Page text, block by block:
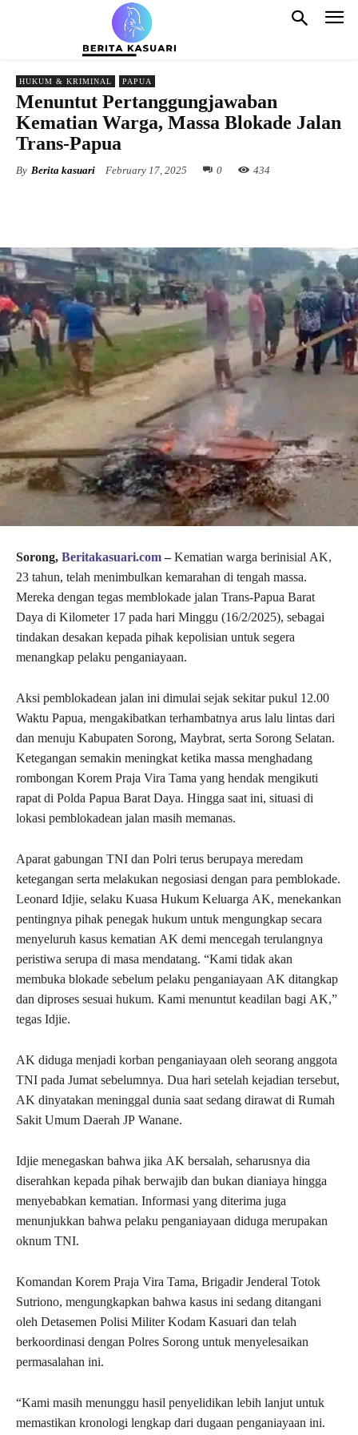
HUKUM & KRIMINAL PAPUA
Menuntut Pertanggungjawaban
Kematian Warga, Massa Blokade Jalan
Trans-Papua
By Berita kasuari February 17, 2025 0 434
Sorong, Beritakasuari.com–Kematian warga berinisial AK,
23 tahun, telah menimbulkan kemarahan di tengah massa.
Mereka dengan tegas memblokade jalan Trans-Papua Barat
Daya di Kilometer 17 pada hari Minggu (16/2/2025), sebagai
tindakan desakan kepada pihak kepolisian untuk segera
menangkap pelaku penganiayaan.
Aksi pemblokadean jalan ini dimulai sejak sekitar pukul 12.00
Waktu Papua, mengakibatkan terhambatnya arus lalu lintas dari
dan menuju Kabupaten Sorong, Maybrat, serta Sorong Selatan.
Ketegangan semakin meningkat ketika massa menghadang
rombongan Korem Praja Vira Tama yang hendak mengikuti
rapat di Polda Papua Barat Daya. Hingga saat ini, situasi di
lokasi pemblokadean jalan masih memanas.
Aparat gabungan TNI dan Polri terus berupaya meredam
ketegangan serta melakukan negosiasi dengan para pemblokade.
Leonard Idjie, selaku Kuasa Hukum Keluarga AK, menekankan
pentingnya pihak penegak hukum untuk mengungkap secara
menyeluruh kasus kematian AK demi mencegah terulangnya
peristiwa serupa di masa mendatang. “Kami tidak akan
membuka blokade sebelum pelaku penganiayaan AK ditangkap
dan diproses sesuai hukum. Kami menuntut keadilan bagi AK,”
tegas Idjie.
AK diduga menjadi korban penganiayaan oleh seorang anggota
TNI pada Jumat sebelumnya. Dua hari setelah kejadian tersebut,
AK dinyatakan meninggal dunia saat sedang dirawat di Rumah
Sakit Umum Daerah JP Wanane.
Idjie menegaskan bahwa jika AK bersalah, seharusnya dia
diserahkan kepada pihak berwajib dan bukan dianiaya hingga
menyebabkan kematian. Informasi yang diterima juga
menunjukkan bahwa pelaku penganiayaan diduga merupakan
oknum TNI.
Komandan Korem Praja Vira Tama, Brigadir Jenderal Totok
Sutriono, mengungkapkan bahwa kasus ini sedang ditangani
oleh Detasemen Polisi Militer Kodam Kasuari dan telah
berkoordinasi dengan Polres Sorong untuk menyelesaikan
permasalahan ini.
“Kami masih menunggu hasil penyelidikan lebih lanjut untuk
memastikan kronologi lengkap dari dugaan penganiayaan ini.